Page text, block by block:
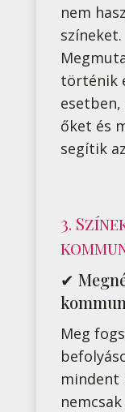
nem
színeket.
történik
őket és
segítik
3.
✔
Meg
mindent